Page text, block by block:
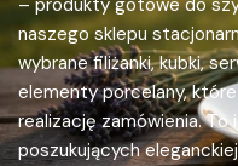
– produkty gotowe do
naszego sklepu
wybrane filiżanki, kubki,
elementy porcelany,
realizację zamówienia.
poszukujących